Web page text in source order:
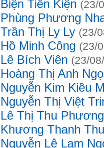
Biện Tiến Kiện (23/
Phùng Phương
Trần Thị Ly Ly (23/
Hồ Minh Công (23/
Lê Bích Viên (23/
Hoàng Thị Anh
Nguyễn Kim Kiều
Nguyễn Thị Việt
Lê Thị Thu Phương
Khương Thanh
Nguyễn Lê Lam